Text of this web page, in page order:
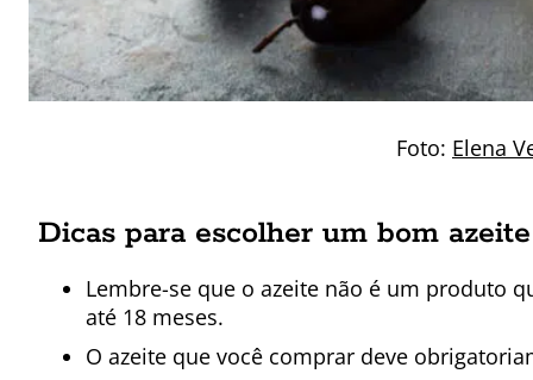
Foto: Elena
Dicas para escolher um bom azeite
Lembre-se que o azeite não é um produto
até 18 meses.
O azeite que você comprar deve